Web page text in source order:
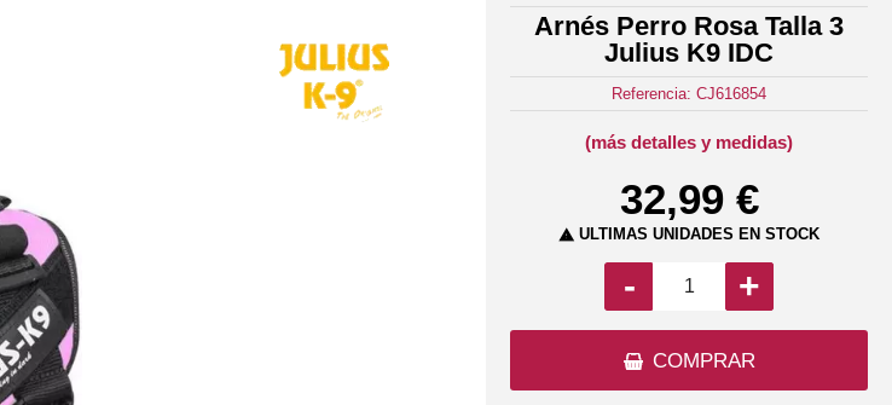
Arnés Perro Rosa Talla 3
Julius K9 IDC
Referencia: CJ616854
(más detalles y medidas)
32,99 €
 ÚLTIMAS UNIDADES EN STOCK
- +
COMPRAR